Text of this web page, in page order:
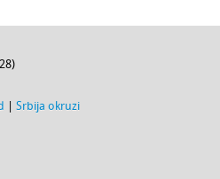
)
Srbija okruzi